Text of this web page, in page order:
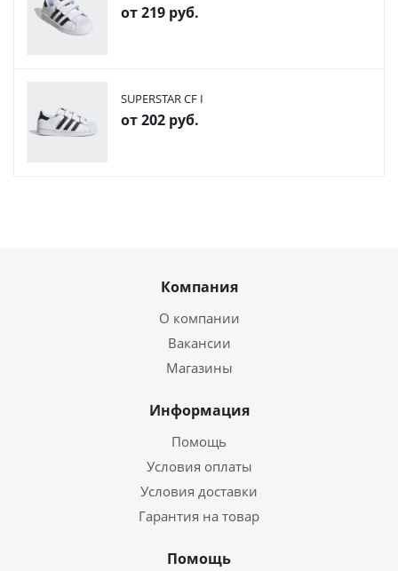
от219 руб.
SUPERSTAR CF I
от202 руб.
Компания
О компании
Вакансии
Магазины
Информация
Помощь
Условия оплаты
Условия доставки
Гарантия на товар
Помощь